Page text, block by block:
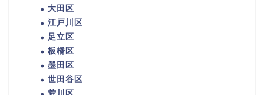
大田区
江戸川区
足立区
板橋区
墨田区
世田谷区